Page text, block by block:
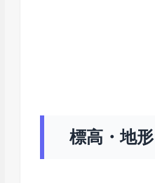
標高・地形